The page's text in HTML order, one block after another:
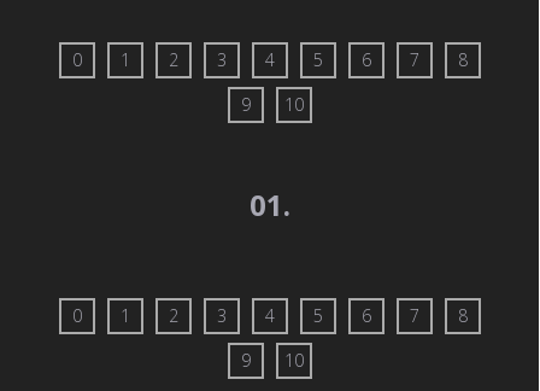
0 1 2 3 4 5 6 7
8
9
10
01.
0 1 2 3 4 5 6 7
8
9
10